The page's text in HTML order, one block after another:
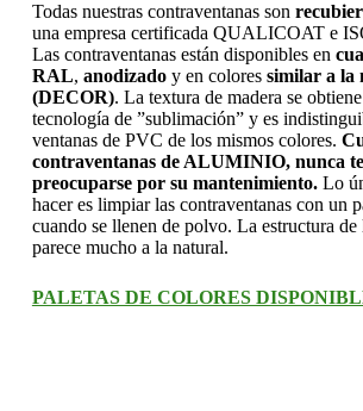
Todas nuestras contraventanas son
una empresa certificada QUALICOAT e
Las contraventanas están disponibles en
RAL, anodizadoy en colores similar a la
(DECOR). La textura de madera se
tecnología de ”sublimación” y es
ventanas de PVC de los mismos colores.
contraventanas de ALUMINIO, nunca
preocuparse por su mantenimiento.Lo
hacer es limpiar las contraventanas con un
cuando se llenen de polvo. La estructura de
parece mucho a la natural.
PALETAS DE COLORES